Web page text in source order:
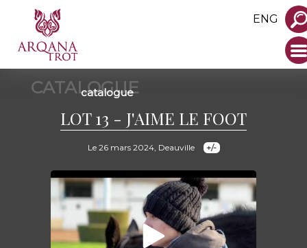
ENG
CATALOGUE
catalogue
LOT 13 - J'AIME LE FOOT
Le 26 mars 2024, Deauville